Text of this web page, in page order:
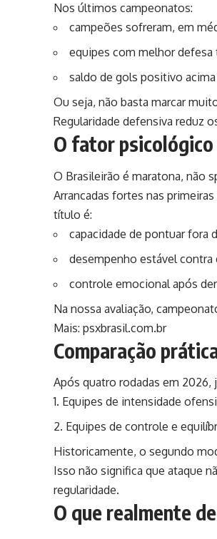
Nos últimos campeonatos:
campeões sofreram, em
equipes com melhor
saldo de gols positivo
Ou seja, não basta marcar
Regularidade defensiva reduz
O fator
O Brasileirão é maratona, não
Arrancadas fortes nas
título é:
capacidade de pontuar fora
desempenho estável
controle emocional após
Na nossa avaliação,
Mais:psxbrasil.com.br
Comparação
Após quatro rodadas em
Equipes de intensidade
Equipes de controle e
Historicamente, o segundo
Isso não significa que ataque
regularidade.
O que realmente